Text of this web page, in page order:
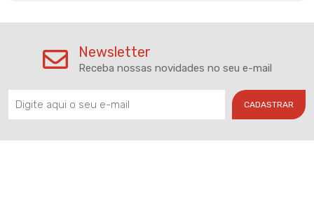
Newsletter
Receba nossas novidades no seu e-mail
CADASTRAR